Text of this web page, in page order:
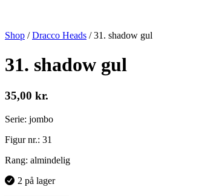
Shop /Dracco Heads /31. shadow gul
31. shadow gul
35,00 kr.
Serie: jombo
Figur nr.: 31
Rang: almindelig
2 på lager